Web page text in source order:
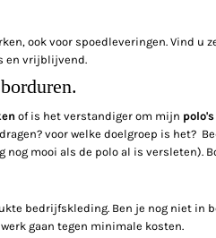
ook voor spoedleveringen. Vind
en vrijblijvend.
of is het verstandiger om mijn
voor welke doelgroep is
mooi als de polo al is versleten).
bedrijfskleding. Ben je nog niet
gaan tegen minimale kosten.